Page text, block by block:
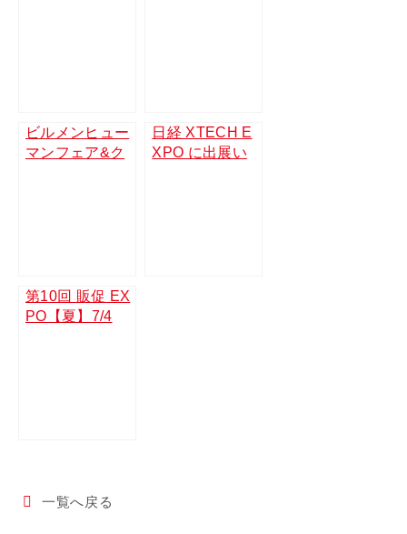
ビルメンヒュー
マンフェア&ク
日経 XTECH E
XPO に出展い
第10回 販促 EX
PO【夏】7/4
一覧へ戻る